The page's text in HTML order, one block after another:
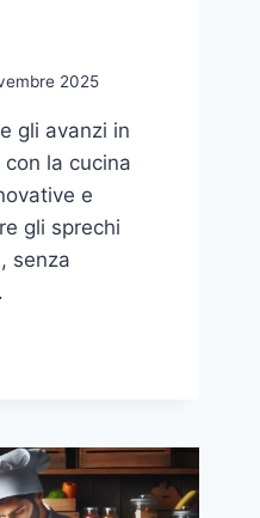
2025
gli avanzi in
la cucina
e
gli sprechi
senza